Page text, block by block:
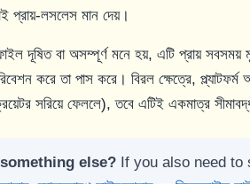
প্রায়-লসলেস মান দেয়।
দূষিত বা অসম্পূর্ণ মনে হয়, এটি প্রায় সবসময়
করে তা পাস করে। বিরল ক্ষেত্রে, প্ল্যাটফর্ম
সরিয়ে ফেললে), তবে এটিই একমাত্র
else?If you also need to